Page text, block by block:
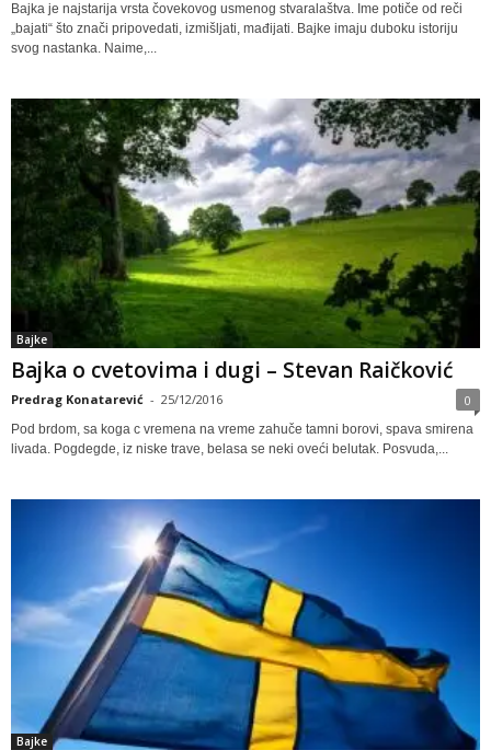
Bajka je najstarija vrsta čovekovog usmenog stvaralaštva. Ime potiče od reči
„bajati“ što znači pripovedati, izmišljati, mađijati. Bajke imaju duboku istoriju
svog nastanka. Naime,...
Bajke
Bajka o cvetovima i dugi – Stevan Raičković
Predrag Konatarević - 25/12/2016 0
Pod brdom, sa koga c vremena na vreme zahuče tamni borovi, spava smirena
livada. Pogdegde, iz niske trave, belasa se neki oveći belutak. Posvuda,...
Bajke